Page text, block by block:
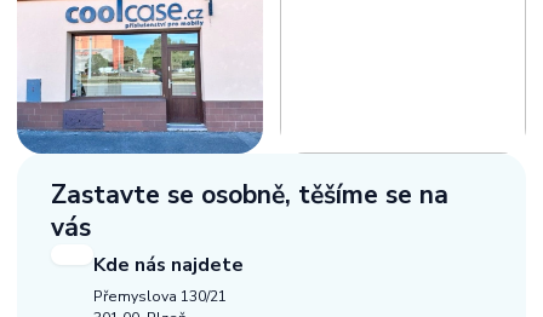
Zastavte se osobně, těšíme se na
vás
Kde nás najdete
Přemyslova 130/21